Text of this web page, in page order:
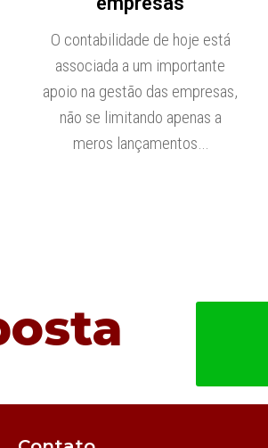
O contabilidade de hoje está
associada a um importante
apoio na gestão das empresas,
não se limitando apenas a
meros lançamentos…